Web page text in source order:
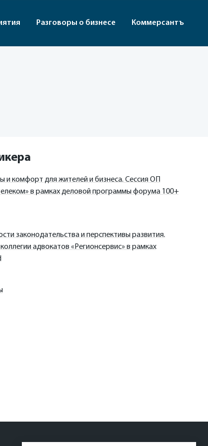
Разговоры о бизнесе Коммерсантъ
и комфорт для жителей и бизнеса. Сессия ОП
в рамках деловой программы форума 100+
законодательства и перспективы развития.
адвокатов «Регионсервис» в рамках